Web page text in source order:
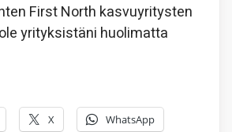
First North kasvuyritysten
yrityksistäni huolimatta
X WhatsApp